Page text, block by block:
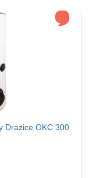
Drazice OKC 300